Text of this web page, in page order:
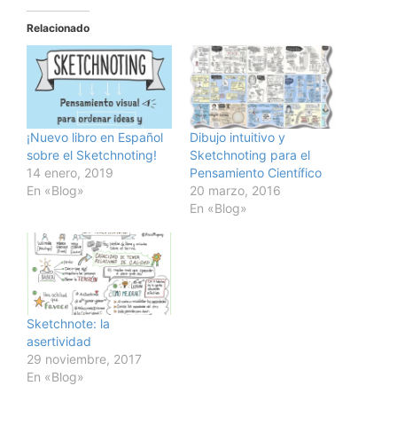
Relacionado
¡Nuevo libro en Español
sobre el Sketchnoting!
14 enero, 2019
En «Blog»
Dibujo intuitivo y
Sketchnoting para el
Pensamiento Científico
20 marzo, 2016
En «Blog»
Sketchnote: la
asertividad
29 noviembre, 2017
En «Blog»